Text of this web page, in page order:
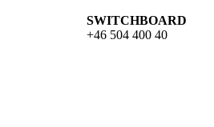
SWITCHBOARD
+46 504 400 40